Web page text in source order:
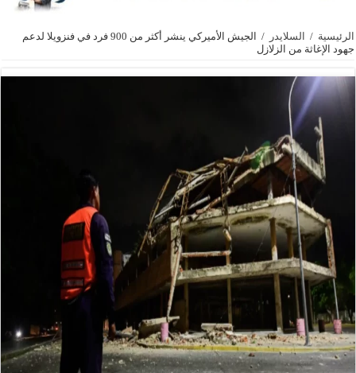
الرئيسية / السلايدر /
الجيش الأميركي ينشر أكثر من 900 فرد في فنزويلا لدعم
جهود الإغاثة من الزلازل